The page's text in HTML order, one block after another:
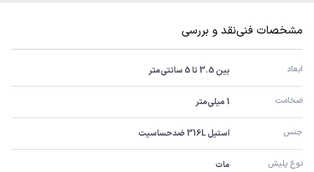
مشخصات فنینقد و بررسی
ابعاد بین 3.5 تا 5 سانتی‌متر
ضخامت 1 میلی‌متر
جنس استیل 316L ضدحساسیت
نوع پلیش مات